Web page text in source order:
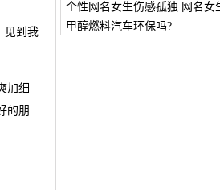
见到我
加细
的朋
个性网名女生伤感孤独 网名女
甲醇燃料汽车环保吗?